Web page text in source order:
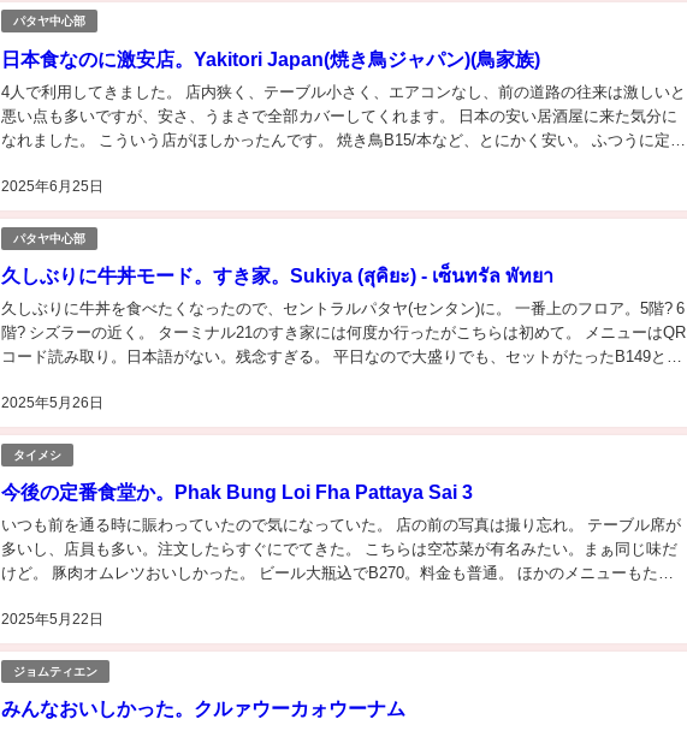
パタヤ中心部
日本食なのに激安店。Yakitori Japan(焼き鳥ジャパン)(鳥家族)
2025年6月25日
4人で利用してきました。 店内狭く、テーブル小さく、エアコンなし、前の道路の往来は激しいと
悪い点も多いですが、安さ、うまさで全部カバーしてくれます。 日本の安い居酒屋に来た気分に
なれました。 こういう店がほしかったんです。 焼き鳥B15/本など、とにかく安い。 ふつうに定食
パタヤ中心部
久しぶりに牛丼モード。すき家。Sukiya (สุคิยะ) - เซ็นทรัล พัทยา
2025年5月26日
久しぶりに牛丼を食べたくなったので、セントラルパタヤ(センタン)に。 一番上のフロア。5階? 6
階? シズラーの近く。 ターミナル21のすき家には何度か行ったがこちらは初めて。 メニューはQR
コード読み取り。日本語がない。残念すぎる。 平日なので大盛りでも、セットがたったB149と安
タイメシ
今後の定番食堂か。Phak Bung Loi Fha Pattaya Sai 3
2025年5月22日
いつも前を通る時に賑わっていたので気になっていた。 店の前の写真は撮り忘れ。 テーブル席が
多いし、店員も多い。注文したらすぐにでてきた。 こちらは空芯菜が有名みたい。まぁ同じ味だ
けど。 豚肉オムレツおいしかった。 ビール大瓶込でB270。料金も普通。 ほかのメニューもたの
ジョムティエン
みんなおいしかった。クルァウーカォウーナム